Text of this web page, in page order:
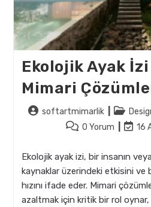
Ekolojik Ayak
Mimari
Postsoftartmimarlik
Post
category:
Post0 Yorum
Post16
Ekolojik ayak izi, bir insanın
kaynaklar üzerindeki etkisini ve
hızını ifade eder. Mimari
azaltmak için kritik bir rol oynar,